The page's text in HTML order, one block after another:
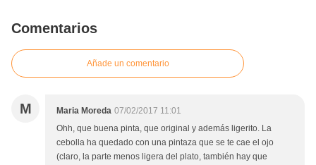
Comentarios
Añade un comentario
M Maria Moreda 07/02/2017 11:01
Ohh, que buena pinta, que original y además ligerito. La
cebolla ha quedado con una pintaza que se te cae el ojo
(claro, la parte menos ligera del plato, también hay que